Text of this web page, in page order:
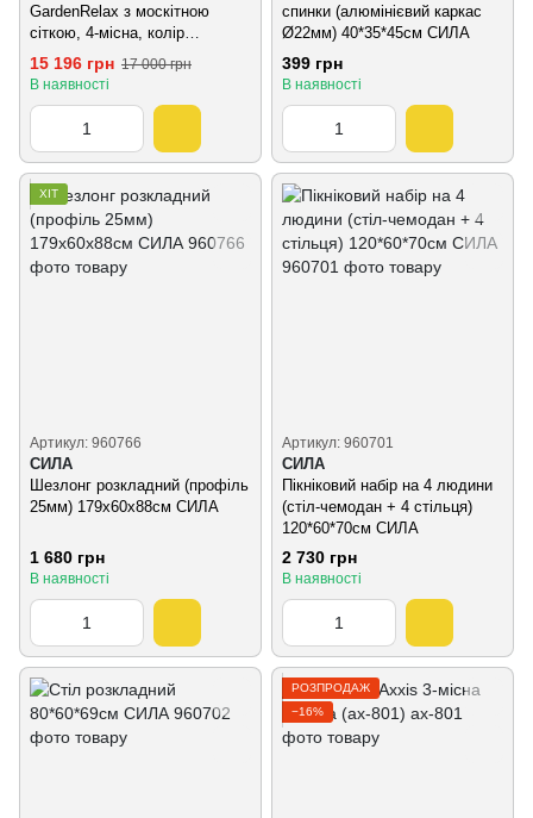
GardenRelax з москітною
сіткою, 4-місна, колір
Антрацит (ax-1306)
15 196 грн 17 000 грн
В наявності
спинки (алюмінієвий каркас
Ø22мм) 40*35*45см СИЛА
399 грн
В наявності
ХІТ
Артикул: 960766
СИЛА
Шезлонг розкладний (профіль
25мм) 179х60х88см СИЛА
1 680 грн
В наявності
Артикул: 960701
СИЛА
Пікніковий набір на 4 людини
(стіл-чемодан + 4 стільця)
120*60*70см СИЛА
2 730 грн
В наявності
РОЗПРОДАЖ
−16%